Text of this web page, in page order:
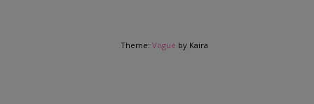
Theme: Vogue by Kaira